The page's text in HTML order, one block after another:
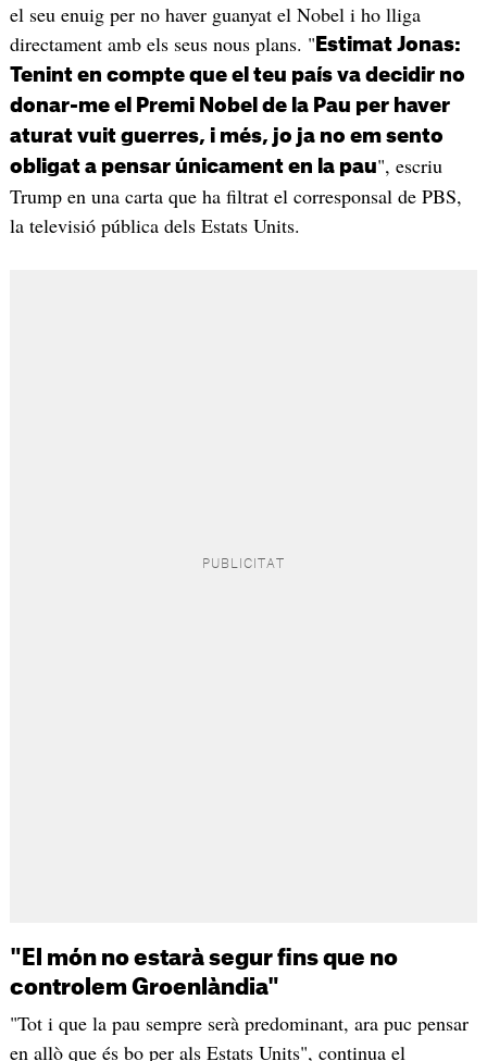
el seu enuig per no haver guanyat el Nobel i ho lliga
directament amb els seus nous plans. " Estimat Jonas:
Tenint en compte que el teu país va decidir no
donar-me el Premi Nobel de la Pau per haver
aturat vuit guerres, i més, jo ja no em sento
obligat a pensar únicament en la pau", escriu
Trump en una carta que ha filtrat el corresponsal de PBS,
la televisió pública dels Estats Units.
"El món no estarà segur fins que no
controlem Groenlàndia"
"Tot i que la pau sempre serà predominant, ara puc pensar
en allò que és bo per als Estats Units", continua el